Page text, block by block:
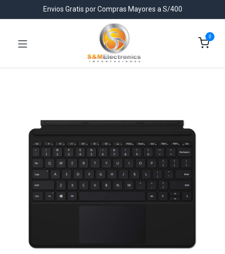
Envios Gratis por Compras Mayores a S/400
0